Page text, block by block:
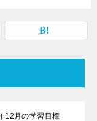
12月の学習目標